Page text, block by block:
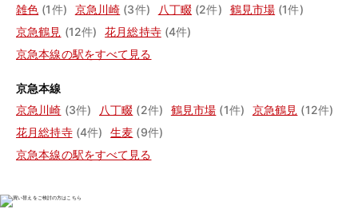
雑色 (1件) 京急川崎 (3件) 八丁畷 (2件) 鶴見市場 (1件)
京急鶴見 (12件) 花月総持寺 (4件)
京急本線の駅をすべて見る
京急本線
京急川崎 (3件) 八丁畷 (2件) 鶴見市場 (1件) 京急鶴見 (12件)
花月総持寺 (4件) 生麦 (9件)
京急本線の駅をすべて見る